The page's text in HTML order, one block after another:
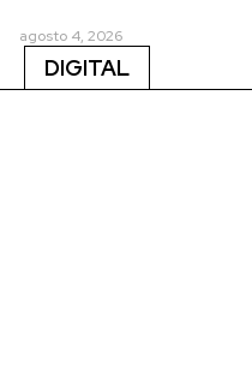
agosto 4, 2026
DIGITAL